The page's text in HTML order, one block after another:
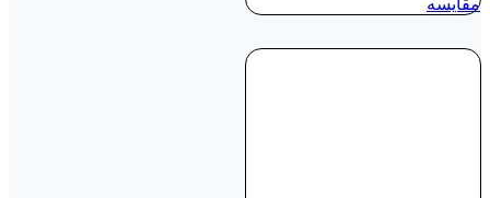
مقایسه